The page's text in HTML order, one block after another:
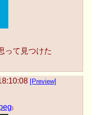
って見つけた
[Preview]
)